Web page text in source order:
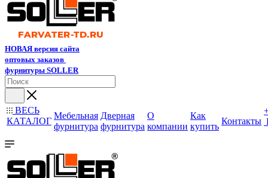
НОВАЯ версия сайта
оптовых заказов
фурнитуры SOLLER
ВЕСЬ
КАТАЛОГ
Мебельная
фурнитура
Дверная
фурнитура
О
компании
Как
купить
Контакты